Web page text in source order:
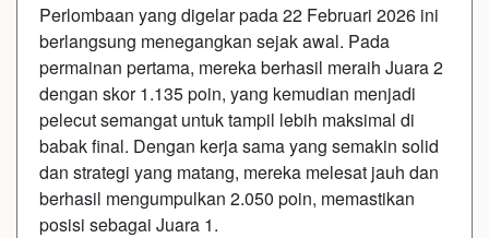
Perlombaan yang digelar pada 22 Februari 2026 ini
berlangsung menegangkan sejak awal. Pada
permainan pertama, mereka berhasil meraih Juara 2
dengan skor 1.135 poin, yang kemudian menjadi
pelecut semangat untuk tampil lebih maksimal di
babak final. Dengan kerja sama yang semakin solid
dan strategi yang matang, mereka melesat jauh dan
berhasil mengumpulkan 2.050 poin, memastikan
posisi sebagai Juara 1.